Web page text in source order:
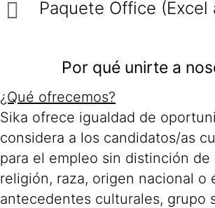
Paquete Office (Excel
Por qué unirte a
¿Qué ofrecemos?
Sika ofrece igualdad de
considera a los candidatos/as
para el empleo sin distinción de
religión, raza, origen nacional o
antecedentes culturales, grupo